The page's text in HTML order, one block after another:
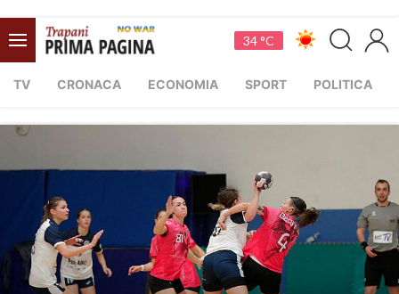
34 °C
TV CRONACA ECONOMIA SPORT POLITICA